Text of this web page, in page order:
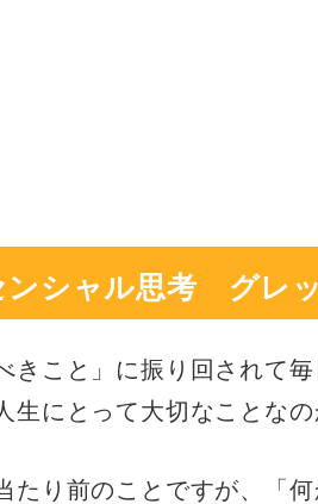
シャル思考 グレ
きこと」に振り回されて
生にとって大切なことな
たり前のことですが、「